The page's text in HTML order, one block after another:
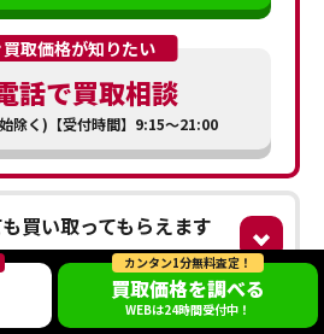
カンタン1分無料査定！
買取価格を調べる
WEBは24時間受付中！
取価格が知りたい
話で買取相談
除く)【受付時間】9:15～21:00
買い取ってもらえます